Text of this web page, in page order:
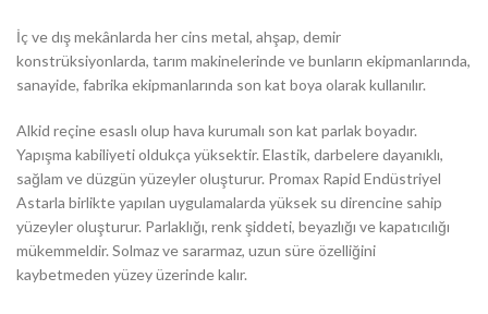
İç ve dış mekânlarda her cins metal, ahşap, demir
konstrüksiyonlarda, tarım makinelerinde ve bunların ekipmanlarında,
sanayide, fabrika ekipmanlarında son kat boya olarak kullanılır.
Alkid reçine esaslı olup hava kurumalı son kat parlak boyadır.
Yapışma kabiliyeti oldukça yüksektir. Elastik, darbelere dayanıklı,
sağlam ve düzgün yüzeyler oluşturur. Promax Rapid Endüstriyel
Astarla birlikte yapılan uygulamalarda yüksek su direncine sahip
yüzeyler oluşturur. Parlaklığı, renk şiddeti, beyazlığı ve kapatıcılığı
mükemmeldir. Solmaz ve sararmaz, uzun süre özelliğini
kaybetmeden yüzey üzerinde kalır.